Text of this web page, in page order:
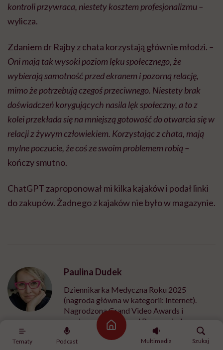
Tematy Podcast
Strona główna
Multimedia
Szukaj
kontroli przywraca, niestety kosztem profesjonalizmu–
wylicza.
Zdaniem dr Rajby z chata korzystają głównie młodzi. –
Oni mają tak wysoki poziom lęku społecznego, że
wybierają samotność przed ekranem i pozorną relację,
mimo że potrzebują czegoś przeciwnego. Niestety brak
doświadczeń korygujących nasila lęk społeczny, a to z
kolei przekłada się na mniejszą gotowość do otwarcia się w
relacji z żywym człowiekiem. Korzystając z chata, mają
mylne poczucie, że coś ze swoim problemem robią–
kończy smutno.
ChatGPT zaproponował mi kilka kajaków i podał linki
do zakupów. Żadnego z kajaków nie było w magazynie.
Paulina Dudek
Dziennikarka Medyczna Roku 2025
(nagroda główna w kategorii: Internet).
Nagrodzona Grand Video Awards i
nominowana do Grand Press za jeden z
odcinków cyklu mikroreportaży wideo
"Zwykli Niezwykli", który współtworzyła.